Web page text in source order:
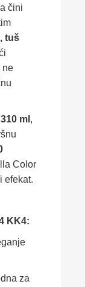
čini
tuš
ne
310 ml ,
Color
efekat.
KK4:
za